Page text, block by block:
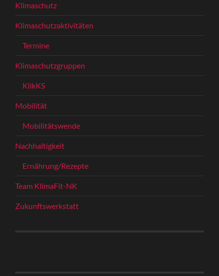
Klimaschutz
Klimaschutzaktivitäten
Termine
Klimaschutzgruppen
KlikKS
Mobilität
Mobilitätswende
Nachhaltigkeit
Ernährung/Rezepte
Team KlimaFit-NK
Zukunftswerkstatt